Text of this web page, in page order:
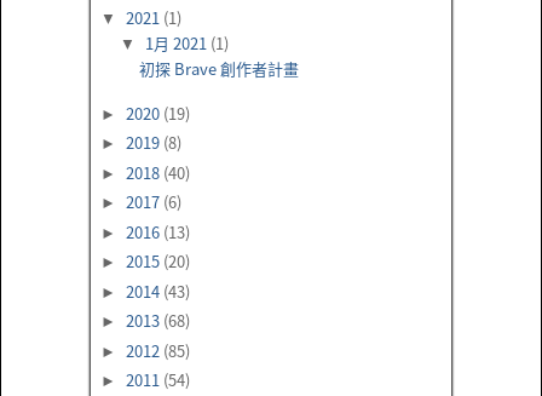
▼ 2021 (1)
▼ 1月 2021 (1)
初探 Brave 創作者計畫
► 2020 (19)
► 2019 (8)
► 2018 (40)
► 2017 (6)
► 2016 (13)
► 2015 (20)
► 2014 (43)
► 2013 (68)
► 2012 (85)
► 2011 (54)